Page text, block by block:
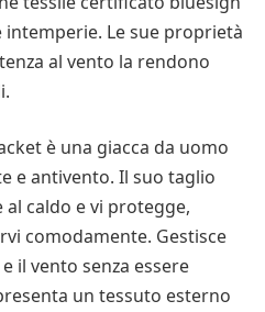
Le sue proprietà
al vento la rendono
è una giacca da uomo
e antivento. Il suo taglio
al caldo e vi protegge,
comodamente. Gestisce
il vento senza essere
un tessuto esterno